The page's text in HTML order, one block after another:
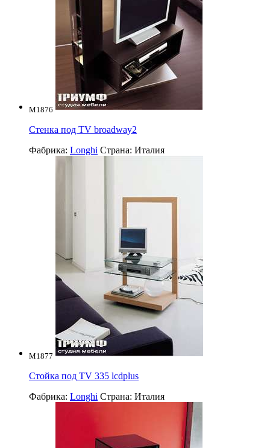
M1876
Стенка под TV broadway2
Фабрика: Longhi Страна: Италия
M1877
Стойка под TV 335 lcdplus
Фабрика: Longhi Страна: Италия